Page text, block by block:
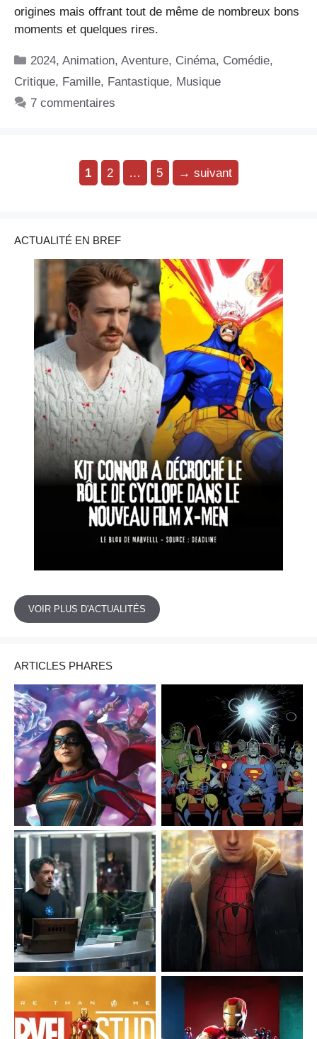
origines mais offrant tout de même de nombreux bons
moments et quelques rires.
Catégories
2024,Animation,Aventure, Cinéma, Comédie,
Critique, Famille, Fantastique, Musique
7 commentaires
Page
1
Page
2
…
Page
5
→ suivant
ACTUALITÉ EN BREF
VOIR PLUS D'ACTUALITÉS
ARTICLES PHARES